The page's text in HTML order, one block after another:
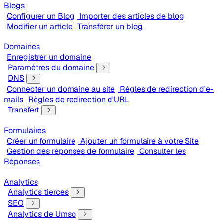
Blogs
Configurer un Blog Importer des articles de blog
Modifier un article Transférer un blog
Domaines
Enregistrer un domaine
Paramètres du domaine
DNS
Connecter un domaine au site Règles de redirection d'e-
mails Règles de redirection d'URL
Transfert
Formulaires
Créer un formulaire Ajouter un formulaire à votre Site
Gestion des réponses de formulaire Consulter les
Réponses
Analytics
Analytics tierces
SEO
Analytics de Umso